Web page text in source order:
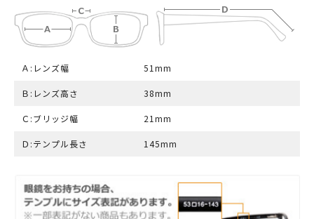
Ａ:レンズ幅 51mm
Ｂ:レンズ高さ 38mm
Ｃ:ブリッジ幅 21mm
Ｄ:テンプル長さ 145mm